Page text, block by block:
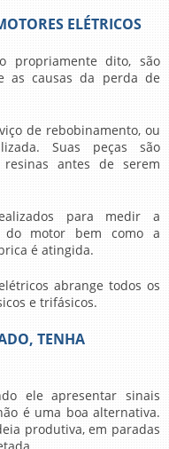
ELÉTRICOS
propriamente dito, são
as causas da perda de
de rebobinamento, ou
Suas peças são
antes de serem
para medir a
do motor bem como a
é atingida.
abrange todos os
e trifásicos.
TENHA
ele apresentar sinais
é uma boa alternativa.
produtiva, em paradas